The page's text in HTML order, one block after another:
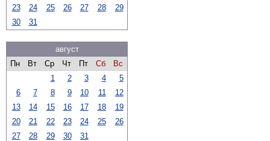
23
24 25 26 27 28
29
30
31
август
Пн
Вт Ср Чт Пт Сб
Вс
1
2 3 4
5
6
7 8 9 10 11
12
13
14 15 16 17 18
19
20
21 22 23 24 25
26
27
28 29 30 31